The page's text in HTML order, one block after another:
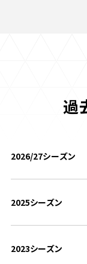
過
2026/27シーズン
2025シーズン
2023シーズン